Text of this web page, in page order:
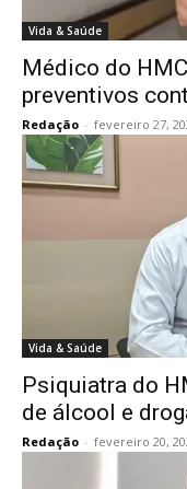
Vida & Saúde
Médico do
preventivos
Redação - fevereiro 27,
Vida & Saúde
Psiquiatra do
de álcool e
Redação - fevereiro 20,